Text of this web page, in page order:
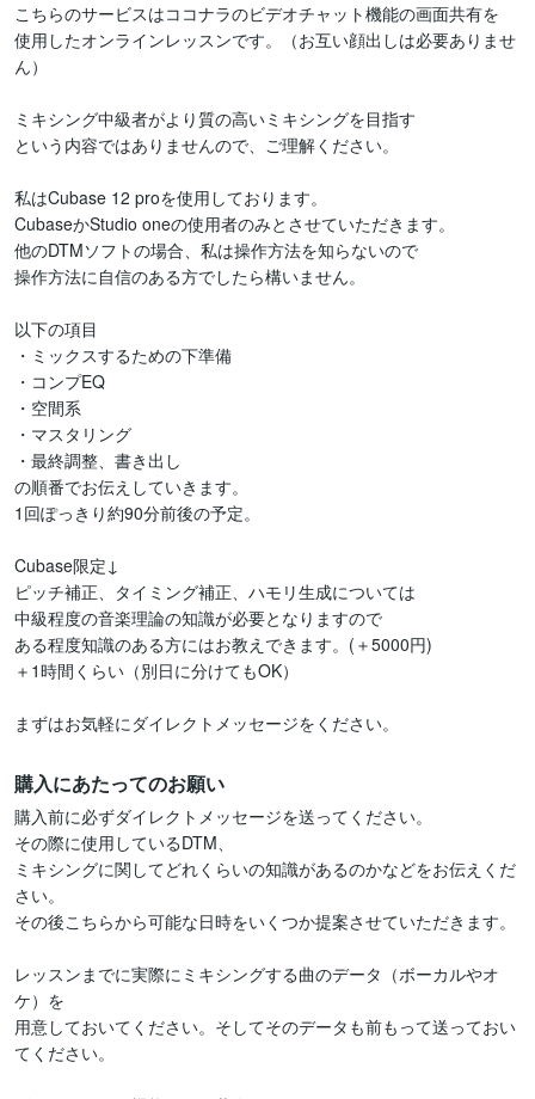
こちらのサービスはココナラのビデオチャット機能の画面共有を
使用したオンラインレッスンです。（お互い顔出しは必要ありませ
ん）
ミキシング中級者がより質の高いミキシングを目指す
という内容ではありませんので、ご理解ください。
私はCubase 12 proを使用しております。
CubaseかStudio oneの使用者のみとさせていただきます。
他のDTMソフトの場合、私は操作方法を知らないので
操作方法に自信のある方でしたら構いません。
以下の項目
・ミックスするための下準備
・コンプEQ
・空間系
・マスタリング
・最終調整、書き出し
の順番でお伝えしていきます。
1回ぽっきり約90分前後の予定。
Cubase限定↓
ピッチ補正、タイミング補正、ハモリ生成については
中級程度の音楽理論の知識が必要となりますので
ある程度知識のある方にはお教えできます。(＋5000円)
＋1時間くらい（別日に分けてもOK）
まずはお気軽にダイレクトメッセージをください。
購入にあたってのお願い
購入前に必ずダイレクトメッセージを送ってください。
その際に使用しているDTM、
ミキシングに関してどれくらいの知識があるのかなどをお伝えくだ
さい。
その後こちらから可能な日時をいくつか提案させていただきます。
レッスンまでに実際にミキシングする曲のデータ（ボーカルやオ
ケ）を
用意しておいてください。そしてそのデータも前もって送っておい
てください。